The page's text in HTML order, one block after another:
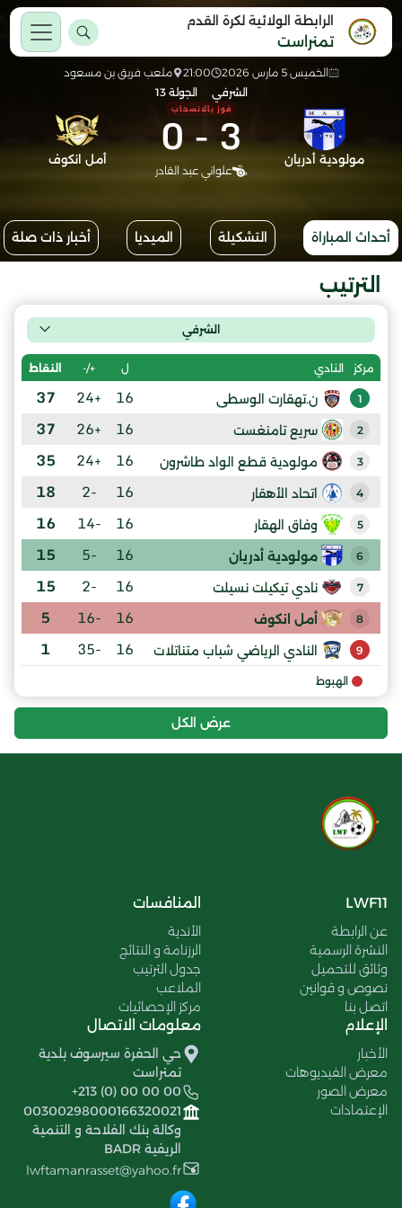
الرابطة الولائية لكرة القدم
تمنراست
الخميس 5 مارس 2026 21:00
ملعب فريق بن مسعود
الشرفي
الجولة 13
مولودية أدريان 3
-
0فوز بالانسحاب
علواني عبد القادر
أمل انكوف
أحداث المباراة التشكيلة الميديا أخبار ذات صلة
الترتيب
الشرفي
مركز النادي ل +/- النقاط
1 ن.تهقارت الوسطى 16
+24
37
2 سريع تامنغست 16
+26
37
3 مولودية قطع الواد طاشرون 16
+24
35
4 اتحاد الأهقار 16
-2
18
5 وفاق الهقار 16
-14
16
6 مولودية أدريان 16
-5
15
7 نادي تيكيلت نسيلت 16
-2
15
8 أمل انكوف 16
-16
5
9 النادي الرياضي شباب متناتلات 16
-35
1
الهبوط
عرض الكل
LWF11
عن الرابطة
النشرة الرسمية
وثائق للتحميل
نصوص و قوانين
اتصل بنا
المنافسات
الأندية
الرزنامة و النتائج
جدول الترتيب
الملاعب
مركز الإحصائيات
الإعلام
الأخبار
معرض الفيديوهات
معرض الصور
الإعتمادات
معلومات الاتصال
حي الحفرة سيرسوف بلدية
تمنراست
+213 (0) 00 00 00
00300298000166320021
وكالة بنك الفلاحة و التنمية
الريفية BADR
lwftamanrasset@yahoo.fr